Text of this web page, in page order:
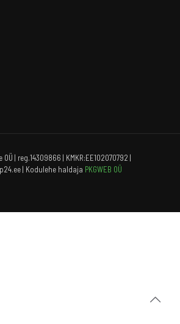
| reg.14309866 | KMKR:EE102070792 |
| Kodulehe haldaja PKGWEB OÜ